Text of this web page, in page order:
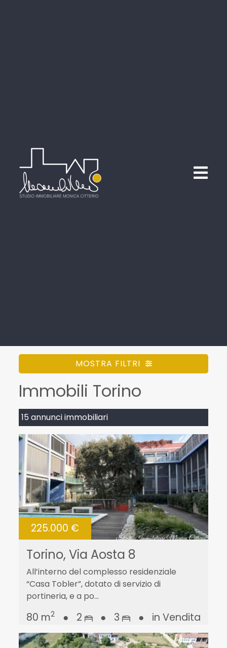
MOSTRA FILTRI
Immobili Torino
15 annunci immobiliari
225.000 €
Torino, Via Aosta 8
All’interno del complesso residenziale
“Casa Tobler”, dotato di servizio di
portineria, e a po...
80 m2 ● 2 ● 3 ● in Vendita